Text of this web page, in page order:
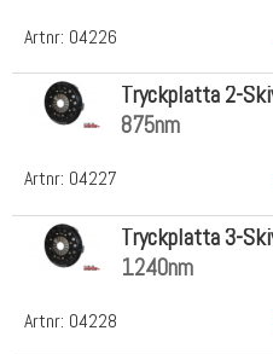
Artnr: 04226
Artnr: 04227
Tryckplatta 2-
875nm
Artnr: 04228
Tryckplatta 3-
1240nm